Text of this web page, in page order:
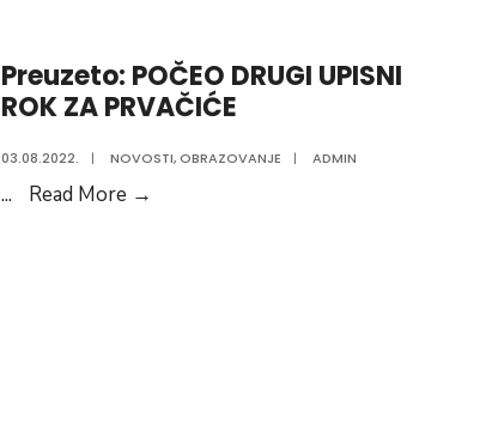
području
Preuzeto: POČEO DRUGI UPISNI
ROK ZA PRVAČIĆE
03.08.2022. | NOVOSTI,OBRAZOVANJE | ADMIN
... Read More →